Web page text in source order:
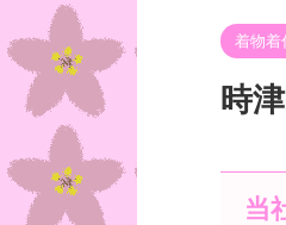
着物着
時
当